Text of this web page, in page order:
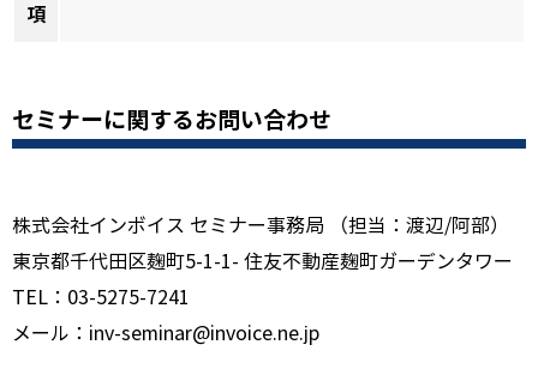
項
セミナーに関するお問い合わせ
株式会社インボイス セミナー事務局 （担当：渡辺/阿部）
東京都千代田区麹町5-1-1- 住友不動産麹町ガーデンタワー
TEL：03-5275-7241
メール：inv-seminar@invoice.ne.jp